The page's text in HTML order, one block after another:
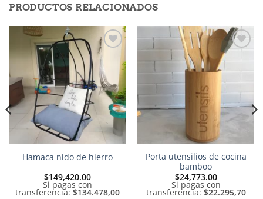
PRODUCTOS RELACIONADOS
Añadir
lista de
deseos
Hamaca nido de hierro
$149,420.00
Si pagas con
transferencia: $134.478,00
Añadir
deseos
Porta utensilios de cocina
bamboo
$24,773.00
Si pagas con
transferencia: $22.295,70